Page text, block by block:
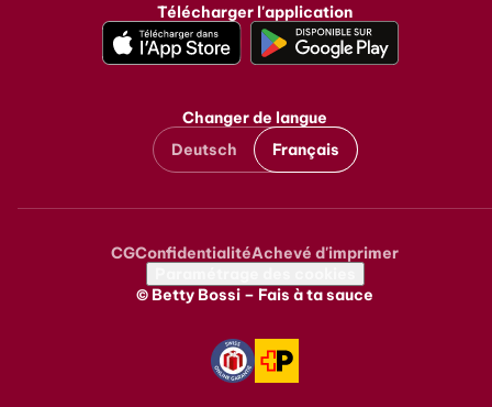
Télécharger l'application
Changer de langue
Deutsch
Français
Metanavigation
CGConfidentialitéAchevé d'imprimer
© Betty Bossi – Fais à ta sauce